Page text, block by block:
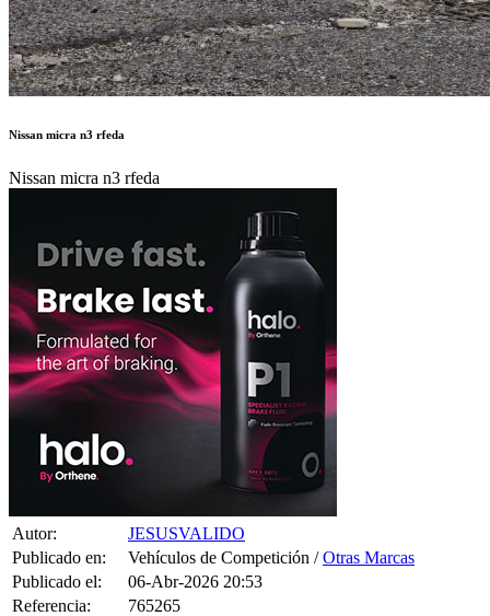
Nissan micra n3 rfeda
Nissan micra n3 rfeda
Autor:
JESUSVALIDO
Publicado en:
Vehículos de Competición /Otras Marcas
Publicado el:
06-Abr-2026 20:53
Referencia:
765265